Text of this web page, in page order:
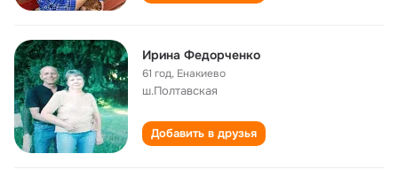
Ирина Федорченко
61 год, Енакиево
ш.Полтавская
Добавить в друзья